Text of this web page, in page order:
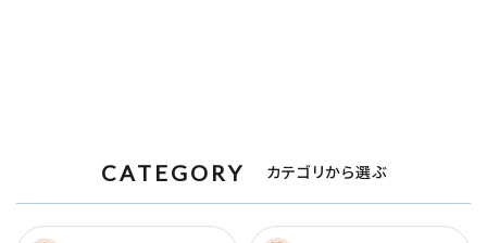
CATEGORY カテゴリから選ぶ